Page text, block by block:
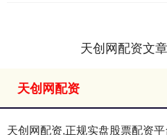
天创网配资文
天创网配资
天创网配资,正规实盘股票配资